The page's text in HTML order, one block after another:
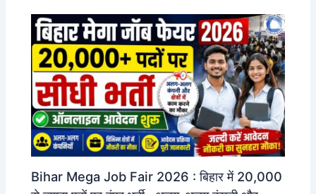
Bihar Mega Job Fair 2026 : बिहार में 20,000